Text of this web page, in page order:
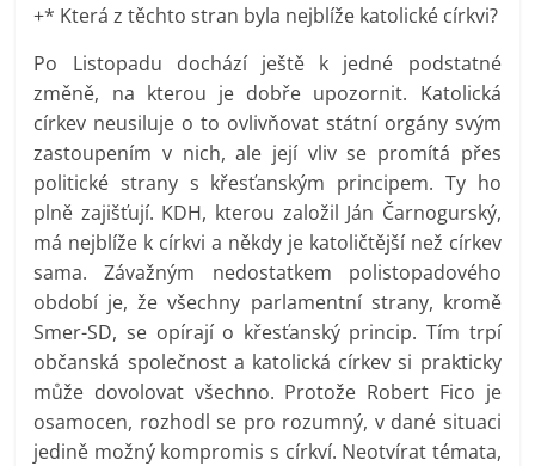
+* Která z těchto stran byla nejblíže katolické církvi?
Po Listopadu dochází ještě k jedné podstatné
změně, na kterou je dobře upozornit. Katolická
církev neusiluje o to ovlivňovat státní orgány svým
zastoupením v nich, ale její vliv se promítá přes
politické strany s křesťanským principem. Ty ho
plně zajišťují. KDH, kterou založil Ján Čarnogurský,
má nejblíže k církvi a někdy je katoličtější než církev
sama. Závažným nedostatkem polistopadového
období je, že všechny parlamentní strany, kromě
Smer-SD, se opírají o křesťanský princip. Tím trpí
občanská společnost a katolická církev si prakticky
může dovolovat všechno. Protože Robert Fico je
osamocen, rozhodl se pro rozumný, v dané situaci
jedině možný kompromis s církví. Neotvírat témata,